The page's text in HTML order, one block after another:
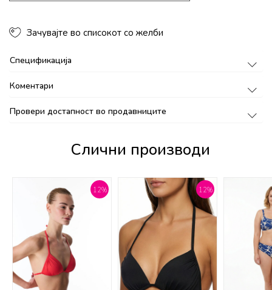
Зачувајте во списокот со желби
Спецификација
Коментари
Провери достапност во продавниците
Слични производи
12% 12%